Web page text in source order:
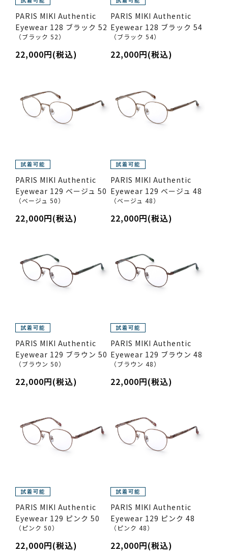
PARIS MIKI Authentic
Eyewear 128 ブラック 52
（ブラック 52）
22,000円(税込)
PARIS MIKI Authentic
Eyewear 128 ブラック 54
（ブラック 54）
22,000円(税込)
PARIS MIKI Authentic
Eyewear 129 ベージュ 50
（ベージュ 50）
22,000円(税込)
PARIS MIKI Authentic
Eyewear 129 ベージュ 48
（ベージュ 48）
22,000円(税込)
PARIS MIKI Authentic
Eyewear 129 ブラウン 50
（ブラウン 50）
22,000円(税込)
PARIS MIKI Authentic
Eyewear 129 ブラウン 48
（ブラウン 48）
22,000円(税込)
PARIS MIKI Authentic
Eyewear 129 ピンク 50
（ピンク 50）
22,000円(税込)
PARIS MIKI Authentic
Eyewear 129 ピンク 48
（ピンク 48）
22,000円(税込)